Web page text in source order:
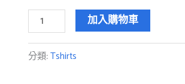
加入購物車
分類:Tshirts